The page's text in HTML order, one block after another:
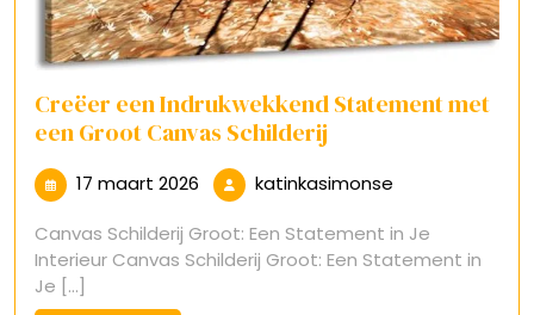
Creëer een Indrukwekkend Statement met
een Groot Canvas Schilderij
17 maart 2026 17
maart
2026
katinkasimonse
Canvas Schilderij Groot: Een Statement in Je
Interieur Canvas Schilderij Groot: Een Statement in
Je [...]